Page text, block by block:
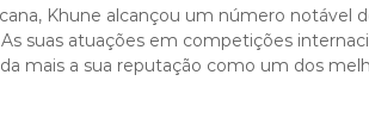
Khune alcançou um número notável
suas atuações em competições
mais a sua reputação como um dos